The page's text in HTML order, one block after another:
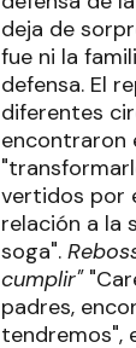
deja de
fue ni la
defensa. El
diferentes
encontraron
vertidos por
relación a la
soga".
cumplir"
padres,
tendremos",